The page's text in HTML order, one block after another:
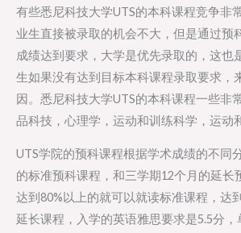
有些悉尼科技大学UTS的本科课程竞争非
业生直接被录取的机会不大，但是通过预
成绩达到要求，大学是优先录取的，这也
生如果没有达到目标本科课程录取要求，
因。悉尼科技大学UTS的本科课程一些非
品科技，心理学，运动和训练科学，运动
UTS学院的预科课程根据学术成绩的不同
的标准预科课程，和三学期12个月的延长
达到80%以上的就可以就读标准课程，达
延长课程，入学的英语雅思要求是5.5分